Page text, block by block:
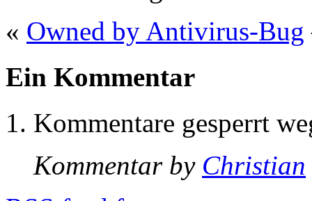
« Owned by Antivirus-Bug
Ein Kommentar
Kommentare gesperrt
Kommentar by Christian